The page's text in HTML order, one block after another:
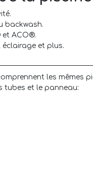
backwash.
ACO®.
éclairage et plus.
les mêmes
tubes et le panneau: